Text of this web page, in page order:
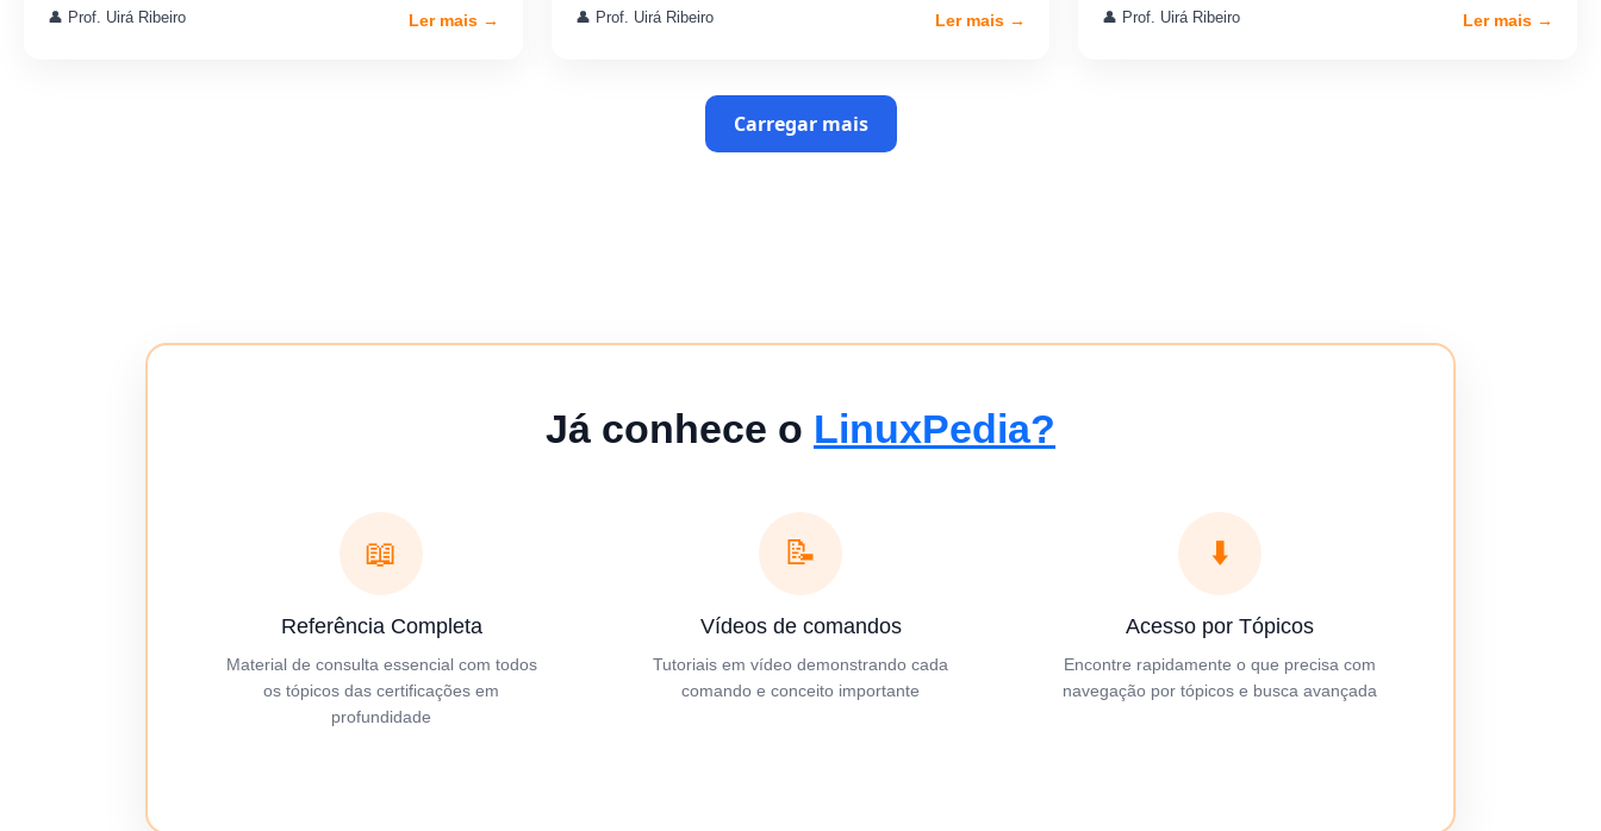
👤 Prof. Uirá Ribeiro Ler mais → 👤 Prof. Uirá Ribeiro Ler mais → 👤 Prof. Uirá Ribeiro Ler mais →
Carregar mais
Já conhece o LinuxPedia?
📖
Referência Completa
Material de consulta essencial com todos
os tópicos das certificações em
profundidade
📝
Vídeos de comandos
Tutoriais em vídeo demonstrando cada
comando e conceito importante
⬇️
Acesso por Tópicos
Encontre rapidamente o que precisa com
navegação por tópicos e busca avançada